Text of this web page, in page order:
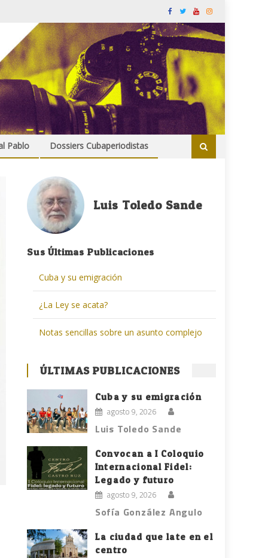
Pablo Dossiers Cubaperiodistas
Luis Toledo Sande
Sus Últimas Publicaciones
Cuba y su emigración
¿La Ley se acata?
Notas sencillas sobre un asunto complejo
ÚLTIMAS PUBLICACIONES
Cuba y su emigración
agosto 9, 2026
Luis Toledo Sande
Convocan a I Coloquio
Internacional Fidel:
Legado y futuro
agosto 9, 2026
Sofía González Angulo
La ciudad que late en el
centro